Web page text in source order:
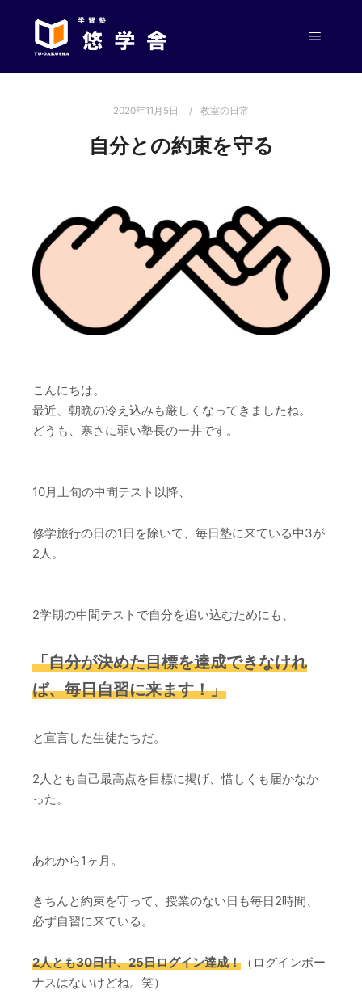
2020年11月5日 教室の日常
自分との約束を守る
こんにちは。
最近、朝晩の冷え込みも厳しくなってきましたね。
どうも、寒さに弱い塾長の一井です。
10月上旬の中間テスト以降、
修学旅行の日の1日を除いて、毎日塾に来ている中3が
2人。
2学期の中間テストで自分を追い込むためにも、
「自分が決めた目標を達成できなけれ
ば、毎日自習に来ます！」
と宣言した生徒たちだ。
2人とも自己最高点を目標に掲げ、惜しくも届かなか
った。
あれから1ヶ月。
きちんと約束を守って、授業のない日も毎日2時間、
必ず自習に来ている。
2人とも30日中、25日ログイン達成！ （ログインボー
ナスはないけどね。笑）